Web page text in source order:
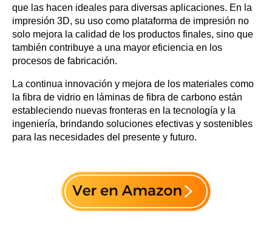
que las hacen ideales para diversas aplicaciones. En la
impresión 3D, su uso como plataforma de impresión no
solo mejora la calidad de los productos finales, sino que
también contribuye a una mayor eficiencia en los
procesos de fabricación.
La continua innovación y mejora de los materiales como
la fibra de vidrio en láminas de fibra de carbono están
estableciendo nuevas fronteras en la tecnología y la
ingeniería, brindando soluciones efectivas y sostenibles
para las necesidades del presente y futuro.